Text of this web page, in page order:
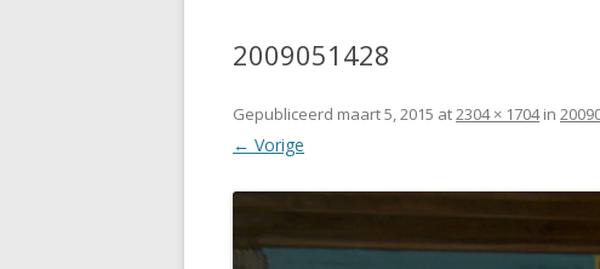
2009051428
Gepubliceerd maart 5, 2015 at2304 × 1704in
← Vorige